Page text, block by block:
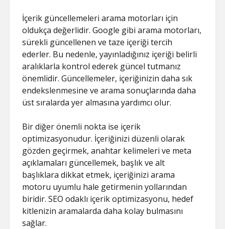
İçerik güncellemeleri arama motorları için
oldukça değerlidir. Google gibi arama motorları,
sürekli güncellenen ve taze içeriği tercih
ederler. Bu nedenle, yayınladığınız içeriği belirli
aralıklarla kontrol ederek güncel tutmanız
önemlidir. Güncellemeler, içeriğinizin daha sık
endekslenmesine ve arama sonuçlarında daha
üst sıralarda yer almasına yardımcı olur.
Bir diğer önemli nokta ise içerik
optimizasyonudur. İçeriğinizi düzenli olarak
gözden geçirmek, anahtar kelimeleri ve meta
açıklamaları güncellemek, başlık ve alt
başlıklara dikkat etmek, içeriğinizi arama
motoru uyumlu hale getirmenin yollarından
biridir. SEO odaklı içerik optimizasyonu, hedef
kitlenizin aramalarda daha kolay bulmasını
sağlar.